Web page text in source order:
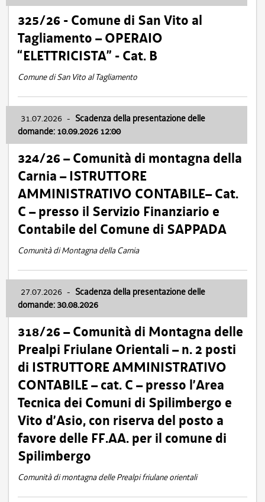
325/26 - Comune di San Vito al
Tagliamento – OPERAIO
“ELETTRICISTA” - Cat. B
Comune di San Vito al Tagliamento
31.07.2026 - Scadenza della presentazione delle
domande: 10.09.2026 12:00
324/26 – Comunità di montagna della
Carnia – ISTRUTTORE
AMMINISTRATIVO CONTABILE– Cat.
C – presso il Servizio Finanziario e
Contabile del Comune di SAPPADA
Comunità di Montagna della Carnia
27.07.2026 - Scadenza della presentazione delle
domande: 30.08.2026
318/26 – Comunità di Montagna delle
Prealpi Friulane Orientali – n. 2 posti
di ISTRUTTORE AMMINISTRATIVO
CONTABILE – cat. C – presso l’Area
Tecnica dei Comuni di Spilimbergo e
Vito d’Asio, con riserva del posto a
favore delle FF.AA. per il comune di
Spilimbergo
Comunità di montagna delle Prealpi friulane orientali